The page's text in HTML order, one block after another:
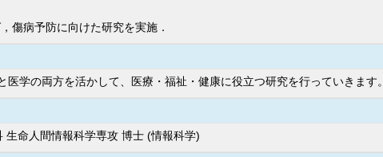
傷病予防に向けた研究を実施．
学の両方を活かして、医療・福祉・健康に役立つ研究を行っていきます。
生命人間情報科学専攻 博士 (情報科学)